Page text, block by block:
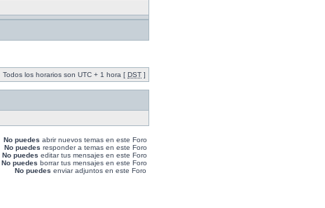
Todos los horarios son UTC + 1 hora [ DST ]
No puedes abrir nuevos temas en este Foro
No puedes responder a temas en este Foro
No puedes editar tus mensajes en este Foro
No puedes borrar tus mensajes en este Foro
No puedes enviar adjuntos en este Foro